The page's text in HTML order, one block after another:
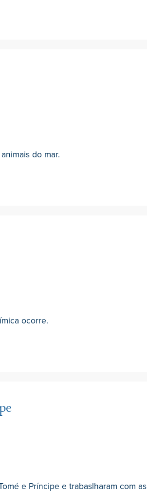
do mar.
ocorre.
e Príncipe e trabaslharam com as